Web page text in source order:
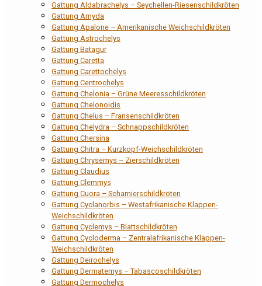
Gattung Aldabrachelys – Seychellen-Riesenschildkröten
Gattung Amyda
Gattung Apalone – Amerikanische Weichschildkröten
Gattung Astrochelys
Gattung Batagur
Gattung Caretta
Gattung Carettochelys
Gattung Centrochelys
Gattung Chelonia – Grüne Meeresschildkröten
Gattung Chelonoidis
Gattung Chelus – Fransenschildkröten
Gattung Chelydra – Schnappschildkröten
Gattung Chersina
Gattung Chitra – Kurzkopf-Weichschildkröten
Gattung Chrysemys – Zierschildkröten
Gattung Claudius
Gattung Clemmys
Gattung Cuora – Scharnierschildkröten
Gattung Cyclanorbis – Westafrikanische Klappen-
Weichschildkröten
Gattung Cyclemys – Blattschildkröten
Gattung Cycloderma – Zentralafrikanische Klappen-
Weichschildkröten
Gattung Deirochelys
Gattung Dermatemys – Tabascoschildkröten
Gattung Dermochelys